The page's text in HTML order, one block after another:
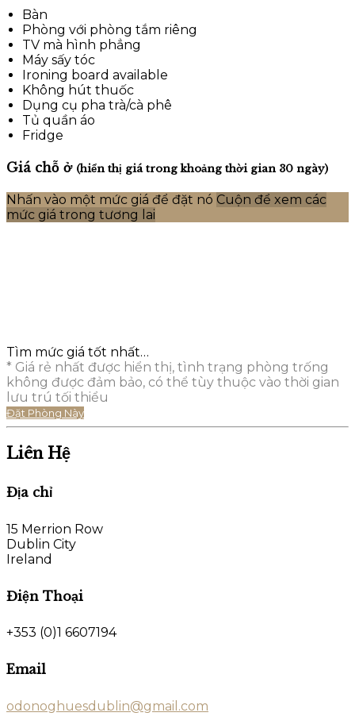
Bàn
Phòng với phòng tắm riêng
TV mà hình phẳng
Máy sấy tóc
Ironing board available
Không hút thuốc
Dụng cụ pha trà/cà phê
Tủ quần áo
Fridge
Giá chỗ ở (hiển thị giá trong khoảng thời gian 30 ngày)
Nhấn vào một mức giá để đặt nó Cuộn để xem các
mức giá trong tương lai
Tìm mức giá tốt nhất…
* Giá rẻ nhất được hiển thị, tình trạng phòng trống
không được đảm bảo, có thể tùy thuộc vào thời gian
lưu trú tối thiểu
Đặt Phòng Này
Liên Hệ
Địa chỉ
15 Merrion Row
Dublin City
Ireland
Điện Thoại
+353 (0)1 6607194
Email
odonoghuesdublin@gmail.com